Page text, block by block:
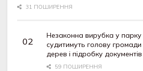
31 ПОШИРЕННЯ
Незаконна вирубка у парку
судитимуть голову
дерев і підробку документів
59 ПОШИРЕННЯ